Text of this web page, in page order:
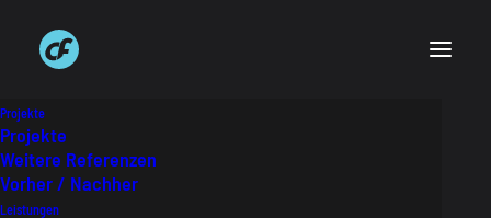
Projekte
Projekte
Weitere Referenzen
Vorher / Nachher
Leistungen
Was ist ein SVG?